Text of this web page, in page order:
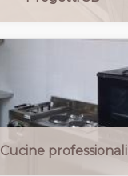
Cucine professionali